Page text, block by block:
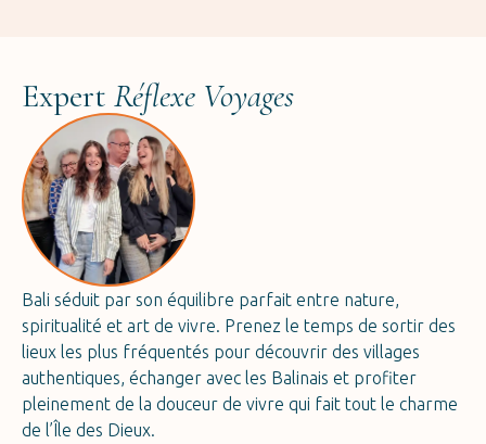
Expert Réflexe Voyages
Bali séduit par son équilibre parfait entre nature,
spiritualité et art de vivre. Prenez le temps de sortir des
lieux les plus fréquentés pour découvrir des villages
authentiques, échanger avec les Balinais et profiter
pleinement de la douceur de vivre qui fait tout le charme
de l’Île des Dieux.